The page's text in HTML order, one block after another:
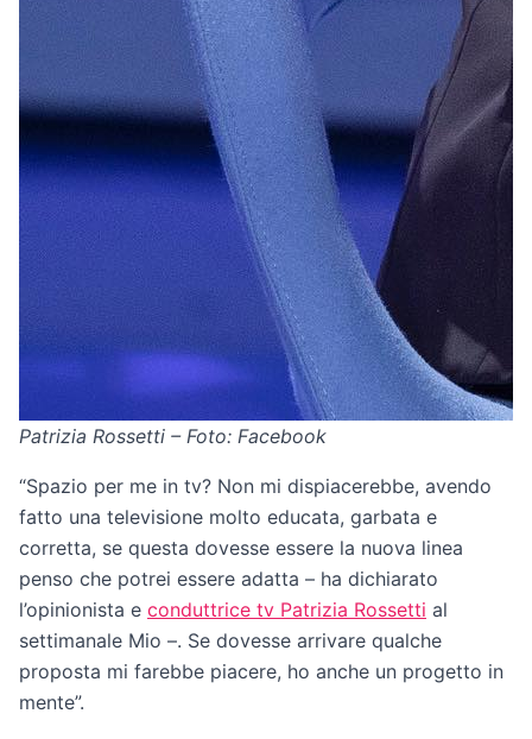
Patrizia Rossetti – Foto: Facebook
“Spazio per me in tv? Non mi dispiacerebbe, avendo
fatto una televisione molto educata, garbata e
corretta, se questa dovesse essere la nuova linea
penso che potrei essere adatta – ha dichiarato
l’opinionista e conduttrice tv Patrizia Rossetti al
settimanale Mio –. Se dovesse arrivare qualche
proposta mi farebbe piacere, ho anche un progetto in
mente”.